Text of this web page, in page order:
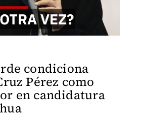
condiciona
Pérez como
en candidatura